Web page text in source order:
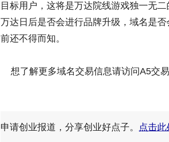
目标用户，这将是万达院线游戏独一无
万达日后是否会进行品牌升级，域名是
前还不得而知。
想了解更多域名交易信息请访问A5交易
申请创业报道，分享创业好点子。 点击此